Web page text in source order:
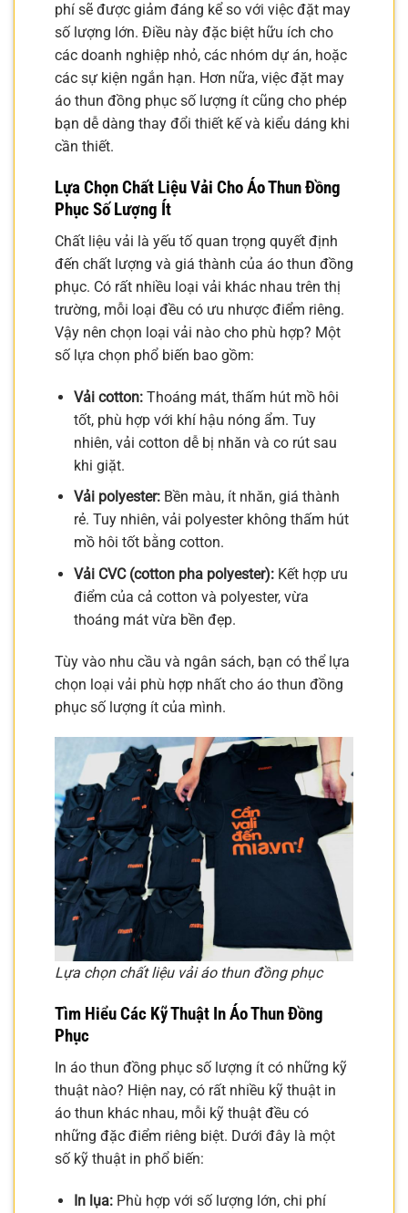
phí sẽ được giảm đáng kể so với việc đặt may
số lượng lớn. Điều này đặc biệt hữu ích cho
các doanh nghiệp nhỏ, các nhóm dự án, hoặc
các sự kiện ngắn hạn. Hơn nữa, việc đặt may
áo thun đồng phục số lượng ít cũng cho phép
bạn dễ dàng thay đổi thiết kế và kiểu dáng khi
cần thiết.
Lựa Chọn Chất Liệu Vải Cho Áo Thun Đồng
Phục Số Lượng Ít
Chất liệu vải là yếu tố quan trọng quyết định
đến chất lượng và giá thành của áo thun đồng
phục. Có rất nhiều loại vải khác nhau trên thị
trường, mỗi loại đều có ưu nhược điểm riêng.
Vậy nên chọn loại vải nào cho phù hợp? Một
số lựa chọn phổ biến bao gồm:
Vải cotton:Thoáng mát, thấm hút mồ hôi
tốt, phù hợp với khí hậu nóng ẩm. Tuy
nhiên, vải cotton dễ bị nhăn và co rút sau
khi giặt.
Vải polyester:Bền màu, ít nhăn, giá thành
rẻ. Tuy nhiên, vải polyester không thấm hút
mồ hôi tốt bằng cotton.
Vải CVC (cotton pha polyester):Kết hợp ưu
điểm của cả cotton và polyester, vừa
thoáng mát vừa bền đẹp.
Tùy vào nhu cầu và ngân sách, bạn có thể lựa
chọn loại vải phù hợp nhất cho áo thun đồng
phục số lượng ít của mình.
Lựa chọn chất liệu vải áo thun đồng phục
Tìm Hiểu Các Kỹ Thuật In Áo Thun Đồng
Phục
In áo thun đồng phục số lượng ít có những kỹ
thuật nào? Hiện nay, có rất nhiều kỹ thuật in
áo thun khác nhau, mỗi kỹ thuật đều có
những đặc điểm riêng biệt. Dưới đây là một
số kỹ thuật in phổ biến:
In lụa:Phù hợp với số lượng lớn, chi phí